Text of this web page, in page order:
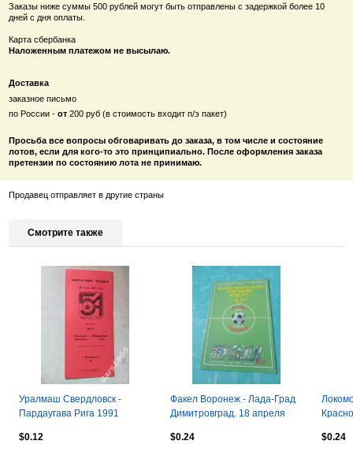
Заказы ниже суммы 500 рублеймогут быть отправлены с задержкой более 10
дней с дня оплаты.
Карта сбербанка
Наложенным платежом не высылаю.
Доставка
заказное письмо
по России - от 200 руб (в стоимость входит п/э пакет)
Просьба все вопросы обговаривать до заказа, в том числе и состояние
лотов, если для кого-то это принципиально. После оформления заказа
претензии по состоянию лота не принимаю.
Продавец отправляет в другие страны
Смотрите также
Уралмаш Свердловск -
Пардаугава Рига 1991
$0.12
Факел Воронеж - Лада-Град
Димитровград. 18 апреля
$0.24
$0.24